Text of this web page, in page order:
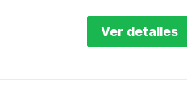
Ver detalles